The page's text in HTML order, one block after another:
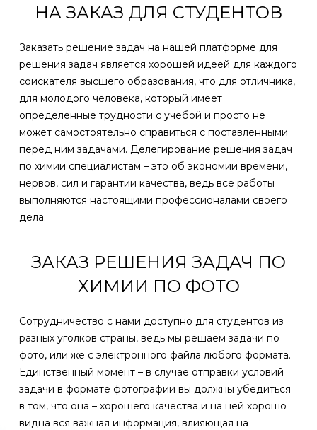
НА ЗАКАЗ ДЛЯ СТУДЕНТОВ
Заказать решение задач на нашей платформе для
решения задач является хорошей идеей для каждого
соискателя высшего образования, что для отличника,
для молодого человека, который имеет
определенные трудности с учебой и просто не
может самостоятельно справиться с поставленными
перед ним задачами. Делегирование решения задач
по химии специалистам – это об экономии времени,
нервов, сил и гарантии качества, ведь все работы
выполняются настоящими профессионалами своего
дела.
ЗАКАЗ РЕШЕНИЯ ЗАДАЧ ПО
ХИМИИ ПО ФОТО
Сотрудничество с нами доступно для студентов из
разных уголков страны, ведь мы решаем задачи по
фото, или же с электронного файла любого формата.
Единственный момент – в случае отправки условий
задачи в формате фотографии вы должны убедиться
в том, что она – хорошего качества и на ней хорошо
видна вся важная информация, влияющая на